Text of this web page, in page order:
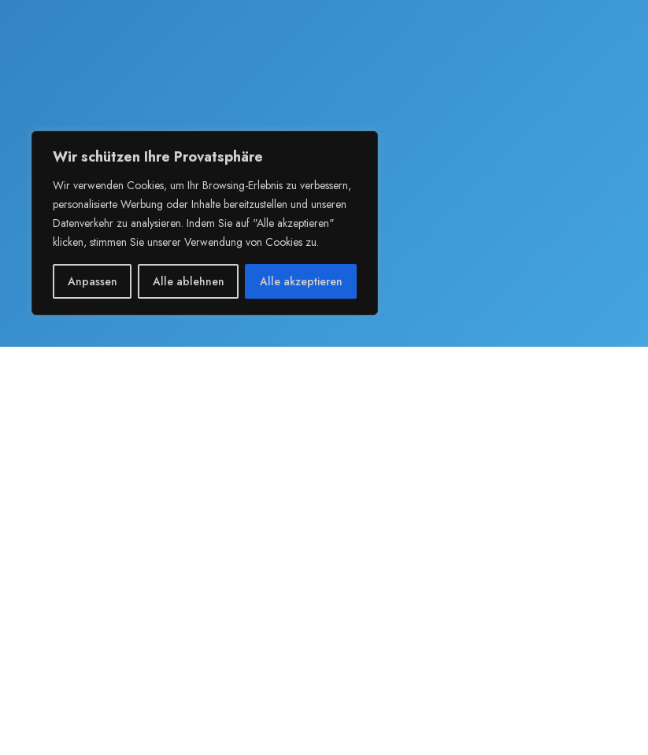
Wir schützen Ihre Provatsphäre
Wir verwenden Cookies, um Ihr Browsing-Erlebnis zu verbessern,
personalisierte Werbung oder Inhalte bereitzustellen und unseren
Datenverkehr zu analysieren. Indem Sie auf "Alle akzeptieren"
klicken, stimmen Sie unserer Verwendung von Cookies zu.
Anpassen Alle ablehnen Alle akzeptieren